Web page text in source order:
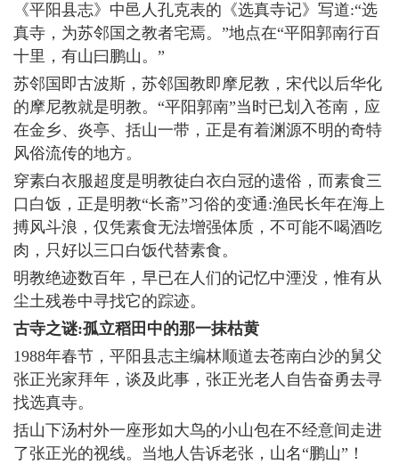
《平阳县志》中邑人孔克表的《选真寺记》写道:“选
真寺，为苏邻国之教者宅焉。”地点在“平阳郭南行百
十里，有山曰鹏山。”
苏邻国即古波斯，苏邻国教即摩尼教，宋代以后华化
的摩尼教就是明教。“平阳郭南”当时已划入苍南，应
在金乡、炎亭、括山一带，正是有着渊源不明的奇特
风俗流传的地方。
穿素白衣服超度是明教徒白衣白冠的遗俗，而素食三
口白饭，正是明教“长斋”习俗的变通:渔民长年在海上
搏风斗浪，仅凭素食无法增强体质，不可能不喝酒吃
肉，只好以三口白饭代替素食。
明教绝迹数百年，早已在人们的记忆中湮没，惟有从
尘土残卷中寻找它的踪迹。
古寺之谜:孤立稻田中的那一抹枯黄
1988年春节，平阳县志主编林顺道去苍南白沙的舅父
张正光家拜年，谈及此事，张正光老人自告奋勇去寻
找选真寺。
括山下汤村外一座形如大鸟的小山包在不经意间走进
了张正光的视线。当地人告诉老张，山名“鹏山”！